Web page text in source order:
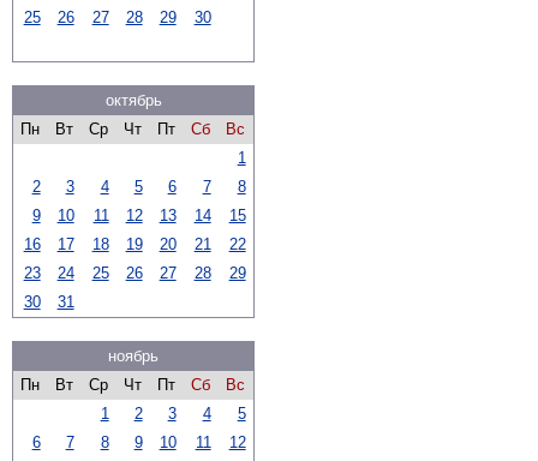
25
26 27 28 29 30
октябрь
Пн
Вт Ср Чт Пт Сб
Вс
1
2
3 4 5 6 7
8
9
10 11 12 13 14
15
16
17 18 19 20 21
22
23
24 25 26 27 28
29
30
31
ноябрь
Пн
Вт Ср Чт Пт Сб
Вс
1
2 3 4
5
6
7 8 9 10 11
12